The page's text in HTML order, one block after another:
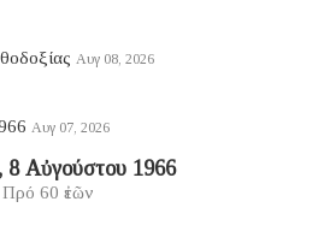
Αυγ 08, 2026
Αυγ 07, 2026
8 Αὐγούστου 1966
Πρό 60 ἐτῶν